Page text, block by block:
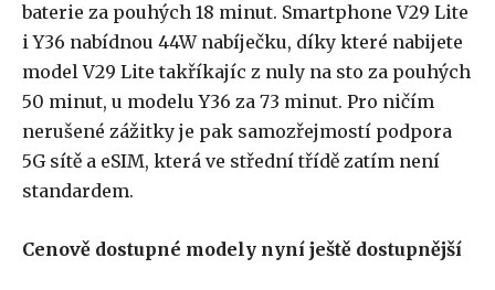
baterie za pouhých 18 minut. Smartphone V29 Lite
i Y36 nabídnou 44W nabíječku, díky které nabijete
model V29 Lite takříkajíc z nuly na sto za pouhých
50 minut, u modelu Y36 za 73 minut. Pro ničím
nerušené zážitky je pak samozřejmostí podpora
5G sítě a eSIM, která ve střední třídě zatím není
standardem.
Cenově dostupné modely nyní ještě dostupnější